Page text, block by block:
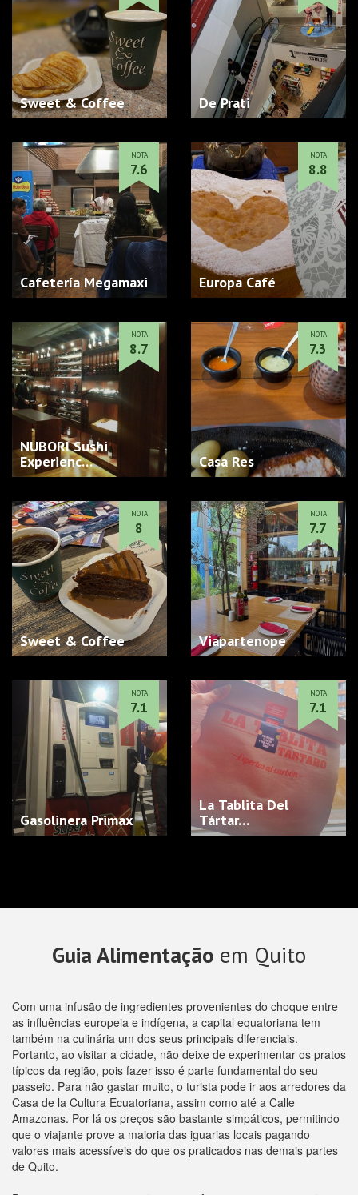
Sweet & Coffee De Prati
Cafetería Megamaxi
NOTA
7.6
Europa Café
NOTA
8.8
NUBORI Sushi
Experienc…
NOTA
8.7
Casa Res
NOTA
7.3
Sweet & Coffee
NOTA
8
Viapartenope
NOTA
7.7
Gasolinera Primax
NOTA
7.1
La Tablita Del
Tártar…
NOTA
7.1
Guia Alimentação em Quito
Com uma infusão de ingredientes provenientes do choque entre
as influências europeia e indígena, a capital equatoriana tem
também na culinária um dos seus principais diferenciais.
Portanto, ao visitar a cidade, não deixe de experimentar os pratos
típicos da região, pois fazer isso é parte fundamental do seu
passeio. Para não gastar muito, o turista pode ir aos arredores da
Casa de la Cultura Ecuatoriana, assim como até a Calle
Amazonas. Por lá os preços são bastante simpáticos, permitindo
que o viajante prove a maioria das iguarias locais pagando
valores mais acessíveis do que os praticados nas demais partes
de Quito.